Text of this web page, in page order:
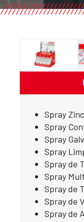
Spray
Spray
Spray
Spray
Spray de
Spray
Spray de
Spray de
Spray de